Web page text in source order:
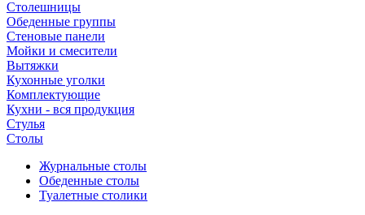
Столешницы
Обеденные группы
Стеновые панели
Мойки и смесители
Вытяжки
Кухонные уголки
Комплектующие
Кухни - вся продукция
Стулья
Столы
Журнальные столы
Обеденные столы
Туалетные столики